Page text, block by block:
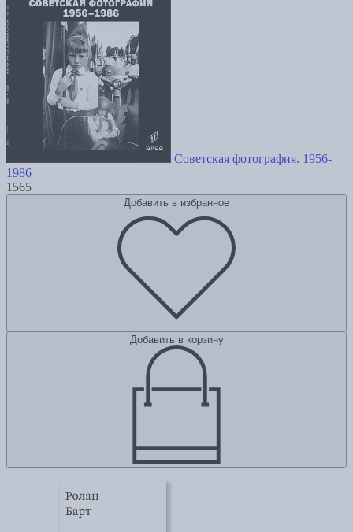
Советская фотография. 1956-
1986
1565
Добавить в избранное
Добавить в корзину